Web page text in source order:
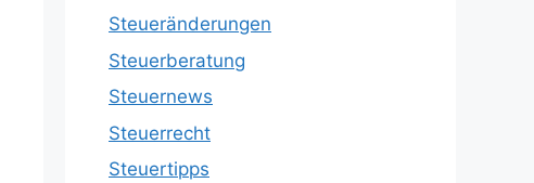
Steueränderungen
Steuerberatung
Steuernews
Steuerrecht
Steuertipps